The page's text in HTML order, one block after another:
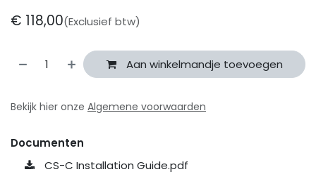
€ 118,00(Exclusief btw)
Aan winkelmandje toevoegen
Bekijk hier onze Algemene voorwaarden
Documenten
CS-C Installation Guide.pdf